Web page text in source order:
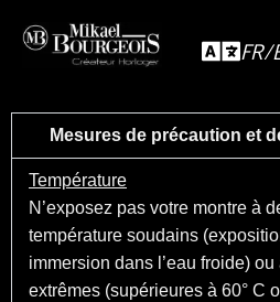
FR/
Mesures de précaution et
Température
N’exposez pas votre montre à
température soudains
immersion dans l’eau froide)
extrêmes (supérieures à 60° C